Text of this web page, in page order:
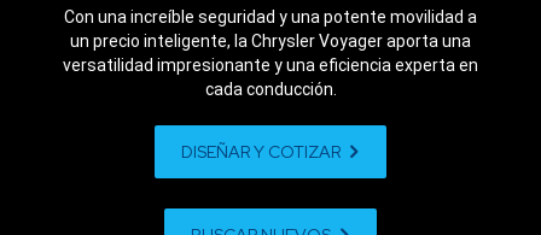
Con una increíble seguridad y una potente movilidad a
un precio inteligente, la Chrysler Voyager aporta una
versatilidad impresionante y una eficiencia experta en
cada conducción.
DISEÑAR Y COTIZAR